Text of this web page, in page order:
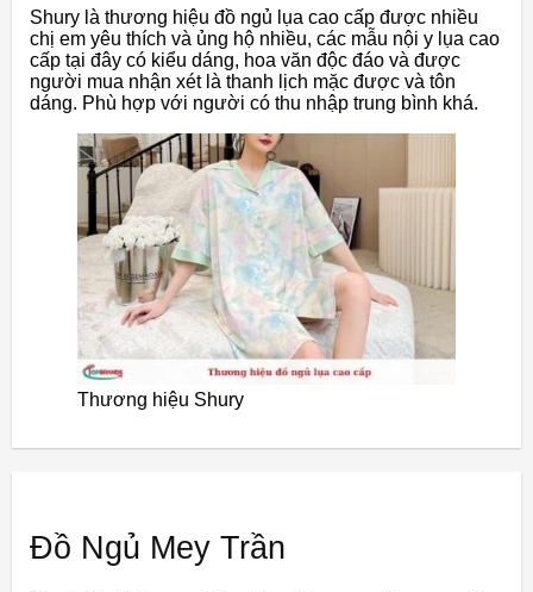
Shury là thương hiệu đồ ngủ lụa cao cấp được nhiều
chị em yêu thích và ủng hộ nhiều, các mẫu nội y lụa cao
cấp tại đây có kiểu dáng, hoa văn độc đáo và được
người mua nhận xét là thanh lịch mặc được và tôn
dáng. Phù hợp với người có thu nhập trung bình khá.
Thương hiệu Shury
Đồ Ngủ Mey Trần